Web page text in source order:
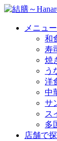
メニュ
和
寿
焼
う
洋
中
サ
ス
多
店舗で